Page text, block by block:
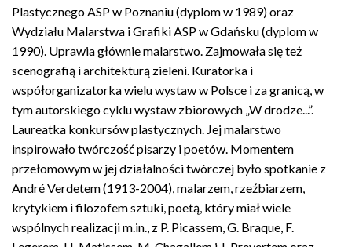
Plastycznego ASP w Poznaniu (dyplom w 1989) oraz
Wydziału Malarstwa i Grafiki ASP w Gdańsku (dyplom w
1990). Uprawia głównie malarstwo. Zajmowała się też
scenografią i architekturą zieleni. Kuratorka i
współorganizatorka wielu wystaw w Polsce i za granicą, w
tym autorskiego cyklu wystaw zbiorowych „W drodze...”.
Laureatka konkursów plastycznych. Jej malarstwo
inspirowało twórczość pisarzy i poetów. Momentem
przełomowym w jej działalności twórczej było spotkanie z
André Verdetem (1913-2004), malarzem, rzeźbiarzem,
krytykiem i filozofem sztuki, poetą, który miał wiele
wspólnych realizacji m.in., z P. Picassem, G. Braque, F.